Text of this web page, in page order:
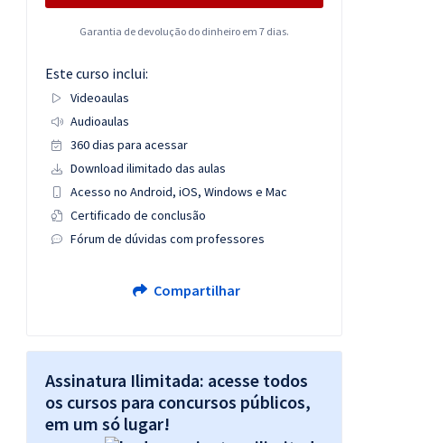
Garantia de devolução do dinheiro em 7 dias.
Este curso inclui:
Videoaulas
Audioaulas
360 dias para acessar
Download ilimitado das aulas
Acesso no Android, iOS, Windows e Mac
Certificado de conclusão
Fórum de dúvidas com professores
Compartilhar
Assinatura Ilimitada: acesse todos
os cursos para concursos públicos,
em um só lugar!